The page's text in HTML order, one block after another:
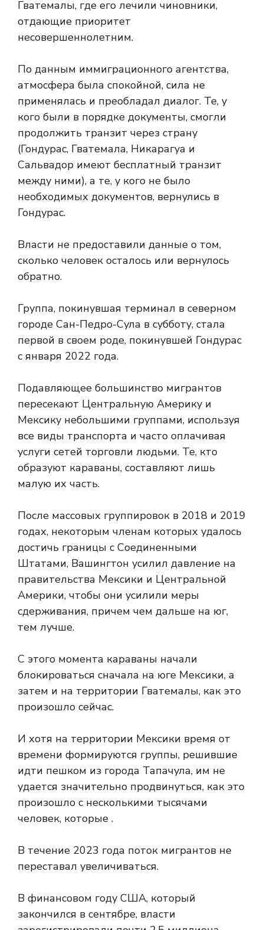
Гватемалы, где его лечили чиновники,
отдающие приоритет
несовершеннолетним.
По данным иммиграционного агентства,
атмосфера была спокойной, сила не
применялась и преобладал диалог. Те, у
кого были в порядке документы, смогли
продолжить транзит через страну
(Гондурас, Гватемала, Никарагуа и
Сальвадор имеют бесплатный транзит
между ними), а те, у кого не было
необходимых документов, вернулись в
Гондурас.
Власти не предоставили данные о том,
сколько человек осталось или вернулось
обратно.
Группа, покинувшая терминал в северном
городе Сан-Педро-Сула в субботу, стала
первой в своем роде, покинувшей Гондурас
с января 2022 года.
Подавляющее большинство мигрантов
пересекают Центральную Америку и
Мексику небольшими группами, используя
все виды транспорта и часто оплачивая
услуги сетей торговли людьми. Те, кто
образуют караваны, составляют лишь
малую их часть.
После массовых группировок в 2018 и 2019
годах, некоторым членам которых удалось
достичь границы с Соединенными
Штатами, Вашингтон усилил давление на
правительства Мексики и Центральной
Америки, чтобы они усилили меры
сдерживания, причем чем дальше на юг,
тем лучше.
С этого момента караваны начали
блокироваться сначала на юге Мексики, а
затем и на территории Гватемалы, как это
произошло сейчас.
И хотя на территории Мексики время от
времени формируются группы, решившие
идти пешком из города Тапачула, им не
удается значительно продвинуться, как это
произошло с несколькими тысячами
человек, которые .
В течение 2023 года поток мигрантов не
переставал увеличиваться.
В финансовом году США, который
закончился в сентябре, власти